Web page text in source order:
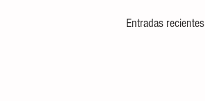
Entradas recientes